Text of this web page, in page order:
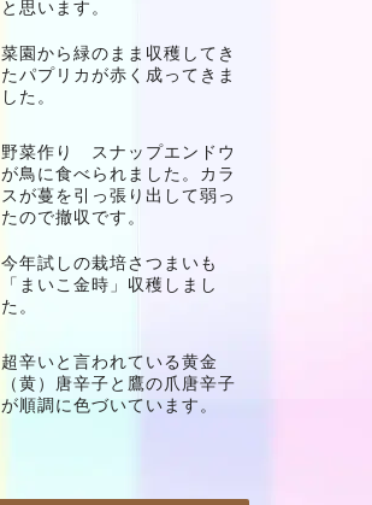
と思います。
菜園から緑のまま収穫してき
たパプリカが赤く成ってきま
した。
野菜作り スナップエンドウ
が鳥に食べられました。カラ
スが蔓を引っ張り出して弱っ
たので撤収です。
今年試しの栽培さつまいも
「まいこ金時」収穫しまし
た。
超辛いと言われている黄金
（黄）唐辛子と鷹の爪唐辛子
が順調に色づいています。